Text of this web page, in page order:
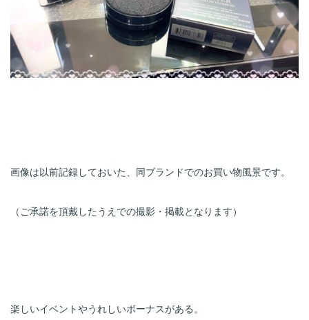
画像は以前記録しておいた、同ブランドでのお買い物風景です。
（ご承諾を頂戴したうえでの撮影・掲載となります）
楽しいイベントやうれしいボーナスがある。